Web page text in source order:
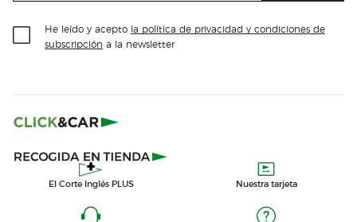
He leído y acepto la política de privacidad y condiciones de
subscripción a la newsletter
El Corte Inglés PLUS Nuestra tarjeta